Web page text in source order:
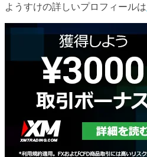
ようすけの詳しいプロフィールは